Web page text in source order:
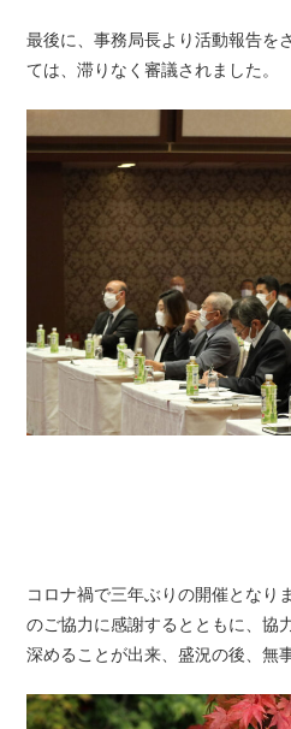
最後に、事務局長より活動報告を
ては、滞りなく審議されました。
コロナ禍で三年ぶりの開催となり
のご協力に感謝するとともに、協
深めることが出来、盛況の後、無